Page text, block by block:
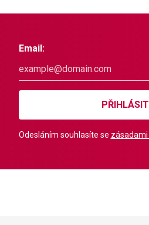
Email:
Odesláním souhlasíte se zásadami